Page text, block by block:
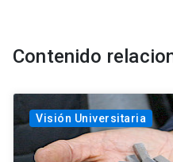
Contenido
Visión Universitaria